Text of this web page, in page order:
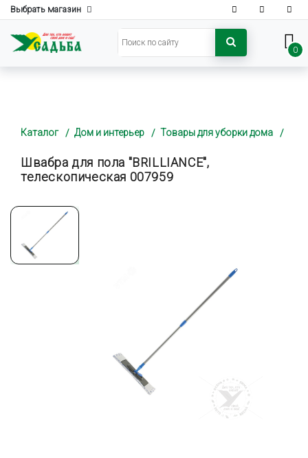
Выбрать магазин
0
Каталог Дом и интерьер Товары для уборки дома
Швабра для пола "BRILLIANCE",
телескопическая 007959